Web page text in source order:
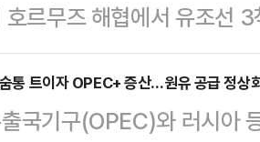
호르무즈 해협에서 유조선
거래를 한시적으로 허용
이란 휴전 합의의 핵심이
상도 중대한 고비를 맞게
통 트이자 OPEC+ 증산…원유 공급 정상
국기구(OPEC)와 러시아